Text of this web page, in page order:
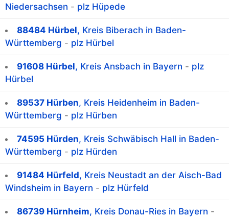
Niedersachsen - plz Hüpede
88484 Hürbel, Kreis Biberach in Baden-
Württemberg - plz Hürbel
91608 Hürbel, Kreis Ansbach in Bayern - plz
Hürbel
89537 Hürben, Kreis Heidenheim in Baden-
Württemberg - plz Hürben
74595 Hürden, Kreis Schwäbisch Hall in Baden-
Württemberg - plz Hürden
91484 Hürfeld, Kreis Neustadt an der Aisch-Bad
Windsheim in Bayern - plz Hürfeld
86739 Hürnheim, Kreis Donau-Ries in Bayern -